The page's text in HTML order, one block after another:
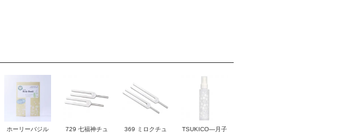
ホーリーバジル
729 七福神チュ
369 ミロクチュ
TSUKICO―月子